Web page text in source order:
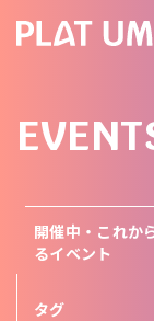
開催中・これか
るイベント
タグ